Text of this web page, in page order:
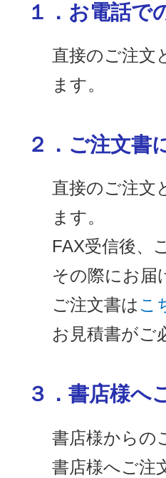
１．お電話で
直接のご注文
ます。
２．ご注文書
直接のご注文
ます。
FAX受信後、
その際にお届
ご注文書はこ
お見積書がご
３．書店様へ
書店様からの
書店様へご注